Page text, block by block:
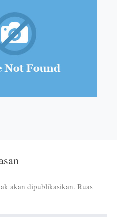
akan dipublikasikan. Ruas